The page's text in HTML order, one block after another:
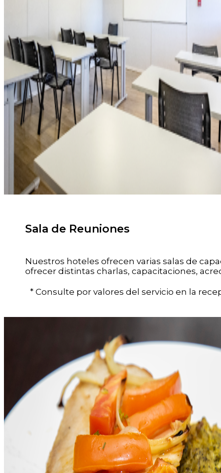
Sala de Reuniones
Nuestros hoteles ofrecen varias salas de
ofrecer distintas charlas, capacitaciones,
* Consulte por valores del servicio en la